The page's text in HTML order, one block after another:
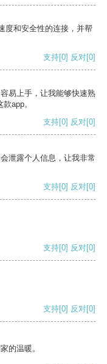
度和安全性的连接，并帮
支持[0] 反对[0]
易上手，让我能够快速熟
app。
支持[0] 反对[0]
泄露个人信息，让我非常
支持[0] 反对[0]
支持[0] 反对[0]
支持[0] 反对[0]
的温暖。